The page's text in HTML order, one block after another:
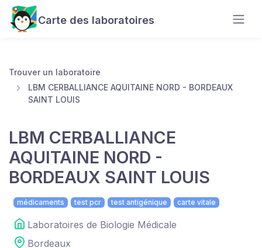
Carte des laboratoires
Trouver un laboratoire
LBM CERBALLIANCE AQUITAINE NORD - BORDEAUX
SAINT LOUIS
LBM CERBALLIANCE
AQUITAINE NORD -
BORDEAUX SAINT LOUIS
médicaments test pcr test antigénique carte vitale
Laboratoires de Biologie Médicale
Bordeaux